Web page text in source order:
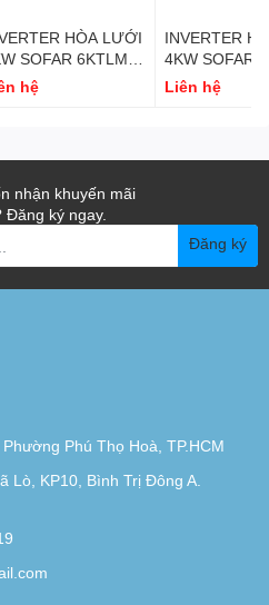
HÒA LƯỚI
SOFAR 6KTLM-
hệ
INVERTER
4KW SOFAR
G2
Liên hệ
nhận khuyến mãi
Đăng ký ngay.
Đăng ký
Phú Thọ Hoà, TP.HCM
Lò, KP10, Bình Trị Đông A.